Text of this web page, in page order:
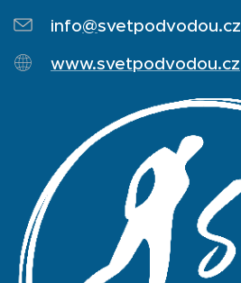
info@svetpodvodou.cz
www.svetpodvodou.cz